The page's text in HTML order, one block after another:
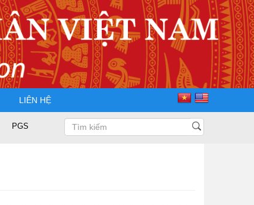
LIÊN HỆ
Nguyễn Trọng Điều tái đắc cử Chủ tịch Hội Doanh nhân Tư nhân